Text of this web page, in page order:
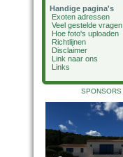
Handige pagina's
Exoten adressen
Veel gestelde vragen
Hoe foto's uploaden
Richtlijnen
Disclaimer
Link naar ons
Links
SPONSORS